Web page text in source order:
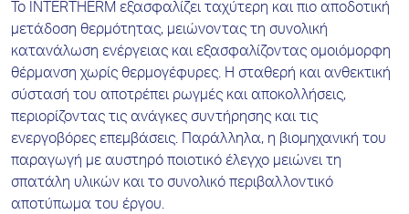
Το INTERTHERM εξασφαλίζει ταχύτερη και πιο αποδοτική
μετάδοση θερμότητας, μειώνοντας τη συνολική
κατανάλωση ενέργειας και εξασφαλίζοντας ομοιόμορφη
θέρμανση χωρίς θερμογέφυρες. Η σταθερή και ανθεκτική
σύστασή του αποτρέπει ρωγμές και αποκολλήσεις,
περιορίζοντας τις ανάγκες συντήρησης και τις
ενεργοβόρες επεμβάσεις. Παράλληλα, η βιομηχανική του
παραγωγή με αυστηρό ποιοτικό έλεγχο μειώνει τη
σπατάλη υλικών και το συνολικό περιβαλλοντικό
αποτύπωμα του έργου.